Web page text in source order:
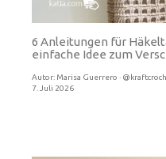
6 Anleitungen für
einfache Idee zum
Autor: Marisa Guerrero · @kraftcroch
7. Juli 2026